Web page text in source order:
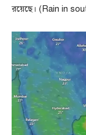
রয়েছে। (Rain in